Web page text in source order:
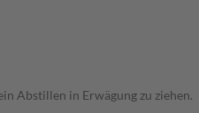
Abstillen in Erwägung zu ziehen.